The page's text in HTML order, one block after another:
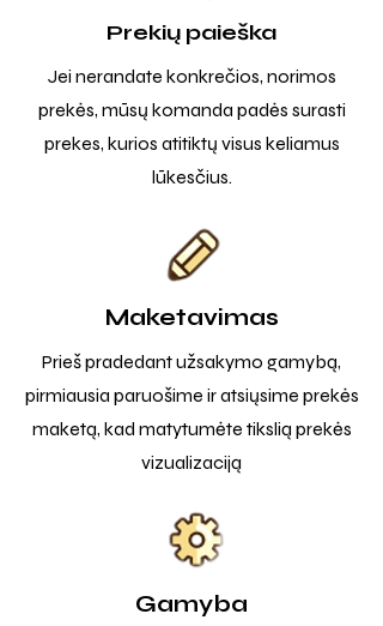
Prekių paieška
Jei nerandate konkrečios, norimos
prekės, mūsų komanda padės surasti
prekes, kurios atitiktų visus keliamus
lūkesčius.
Maketavimas
Prieš pradedant užsakymo gamybą,
pirmiausia paruošime ir atsiųsime prekės
maketą, kad matytumėte tikslią prekės
vizualizaciją
Gamyba